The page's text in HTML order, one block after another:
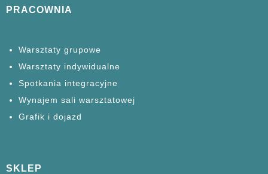
PRACOWNIA
Warsztaty grupowe
Warsztaty indywidualne
Spotkania integracyjne
Wynajem sali warsztatowej
Grafik i dojazd
SKLEP